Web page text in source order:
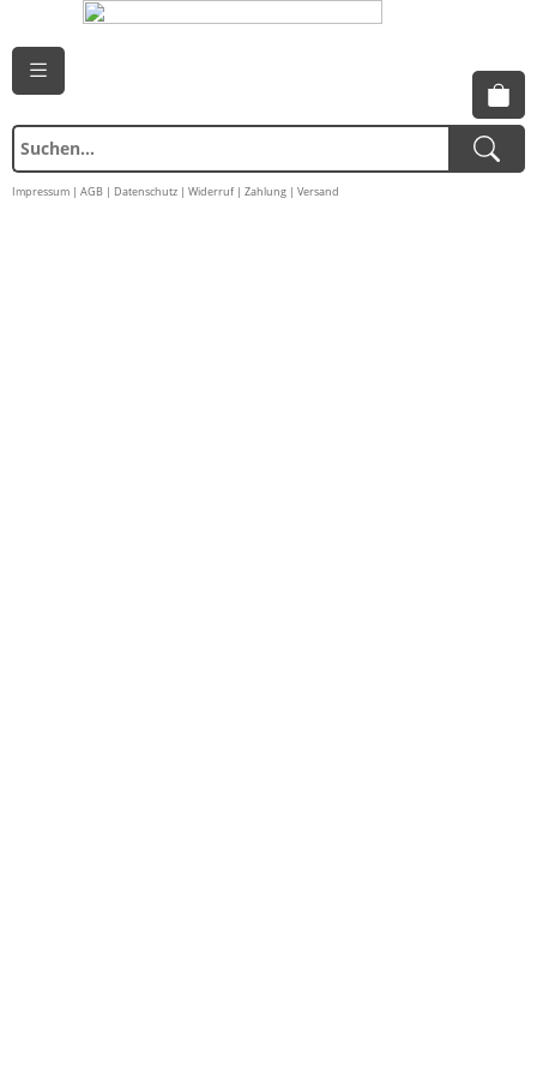
Impressum | AGB | Datenschutz | Widerruf | Zahlung | Versand